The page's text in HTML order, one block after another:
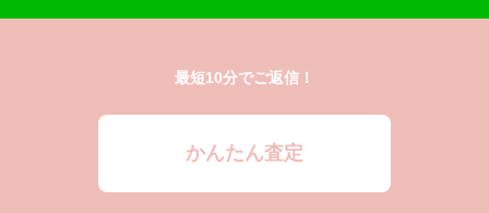
最短10分でご返信！
かんたん査定